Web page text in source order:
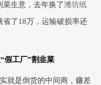
生意，去年换了潍坊纸
了18万，运输破损率还
假工厂”割韭菜
就是倒货的中间商，赚差